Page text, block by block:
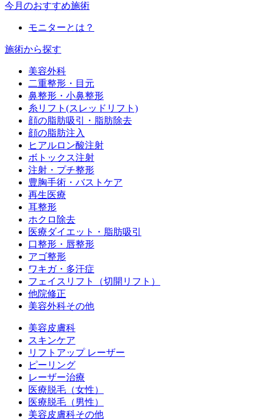
今月のおすすめ施術
モニターとは？
施術から探す
美容外科
二重整形・目元
鼻整形・小鼻整形
糸リフト(スレッドリフト)
顔の脂肪吸引・脂肪除去
顔の脂肪注入
ヒアルロン酸注射
ボトックス注射
注射・プチ整形
豊胸手術・バストケア
再生医療
耳整形
ホクロ除去
医療ダイエット・脂肪吸引
口整形・唇整形
アゴ整形
ワキガ・多汗症
フェイスリフト（切開リフト）
他院修正
美容外科その他
美容皮膚科
スキンケア
リフトアップ レーザー
ピーリング
レーザー治療
医療脱毛（女性）
医療脱毛（男性）
美容皮膚科その他